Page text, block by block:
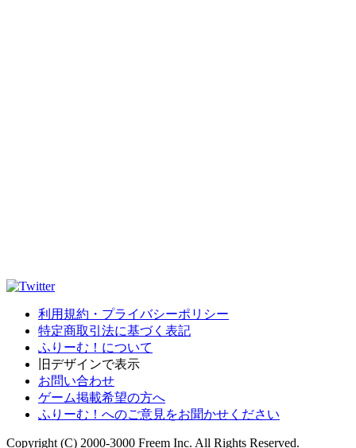
利用規約・プライバシーポリシー
特定商取引法に基づく表記
ふりーむ！について
旧デザインで表示
お問い合わせ
ゲーム掲載希望の方へ
ふりーむ！へのご意見をお聞かせください
Copyright (C) 2000-3000 Freem Inc. All Rights Reserved.